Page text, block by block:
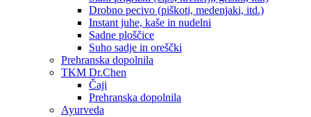
Drobno pecivo (piškoti, medenjaki, itd.)
Instant juhe, kaše in nudelni
Sadne ploščice
Suho sadje in oreščki
Prehranska dopolnila
TKM Dr.Chen
Čaji
Prehranska dopolnila
Ayurveda